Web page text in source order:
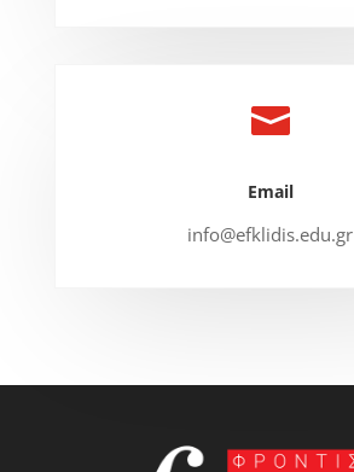

Email
info@efklidis.edu.gr